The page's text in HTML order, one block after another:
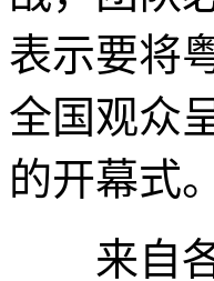
表示要将
全国观众
的开幕式。
来自各